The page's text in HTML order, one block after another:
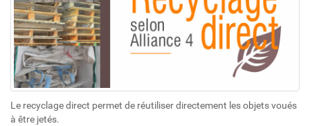
Le recyclage direct permet de réutiliser directement les objets voués
à être jetés.